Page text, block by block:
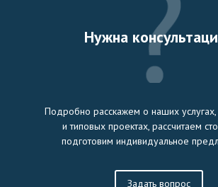
Нужна
Подробно расскажем о наших
и типовых проектах, рассчитаем
подготовим индивидуальное
Задать вопрос